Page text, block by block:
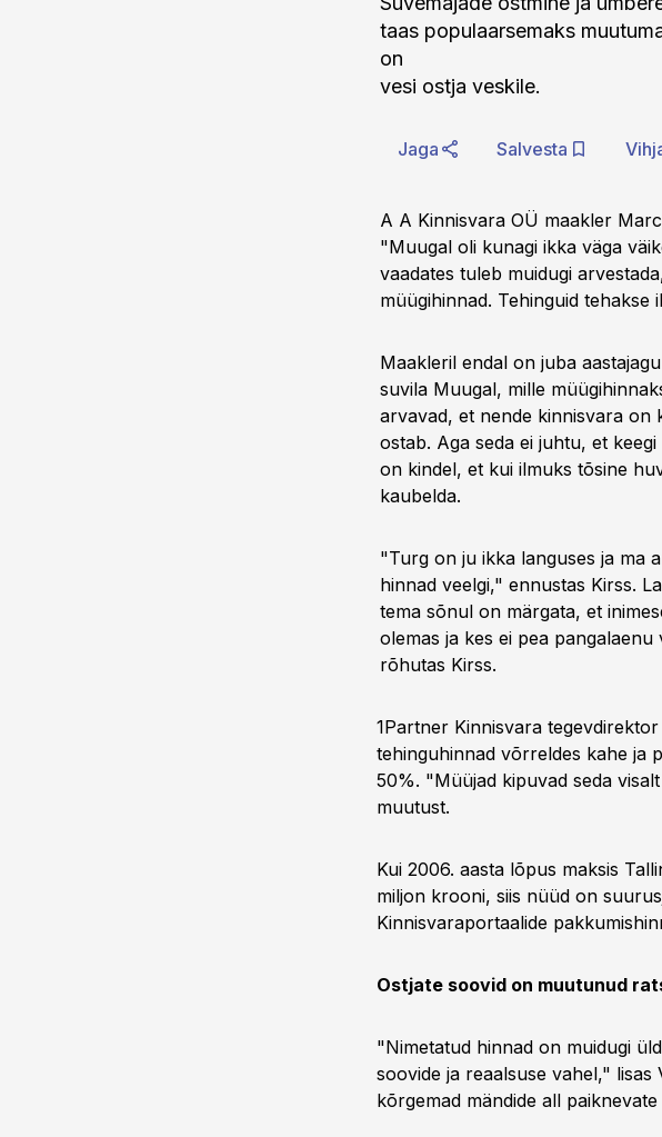
taas populaarsemaks
on
vesi ostja veskile.
Jaga Salvesta
A A Kinnisvara OÜ maakler
"Muugal oli kunagi ikka väga
vaadates tuleb muidugi
müügihinnad. Tehinguid tehakse
Maakleril endal on juba
suvila Muugal, mille
arvavad, et nende kinnisvara on
ostab. Aga seda ei juhtu, et
on kindel, et kui ilmuks tõsine
kaubelda.
"Turg on ju ikka languses ja ma
hinnad veelgi," ennustas Kirss.
tema sõnul on märgata, et
olemas ja kes ei pea
rõhutas Kirss.
1Partner Kinnisvara
tehinguhinnad võrreldes kahe ja
50%. "Müüjad kipuvad seda
muutust.
Kui 2006. aasta lõpus maksis
miljon krooni, siis nüüd on
Kinnisvaraportaalide
Ostjate soovid on muutunud
"Nimetatud hinnad on muidugi
soovide ja reaalsuse vahel," lisas
kõrgemad mändide all